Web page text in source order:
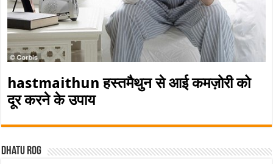
hastmaithun हस्तमैथुन से आई कमज़ोरी को
दूर करने के उपाय
Dhatu rog